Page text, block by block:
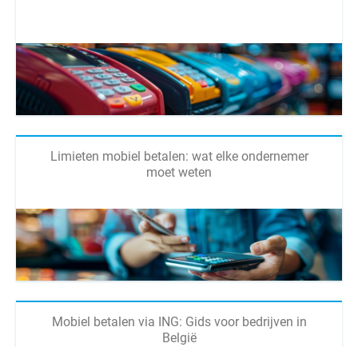
Limieten mobiel betalen: wat elke ondernemer
moet weten
Mobiel betalen via ING: Gids voor bedrijven in
België